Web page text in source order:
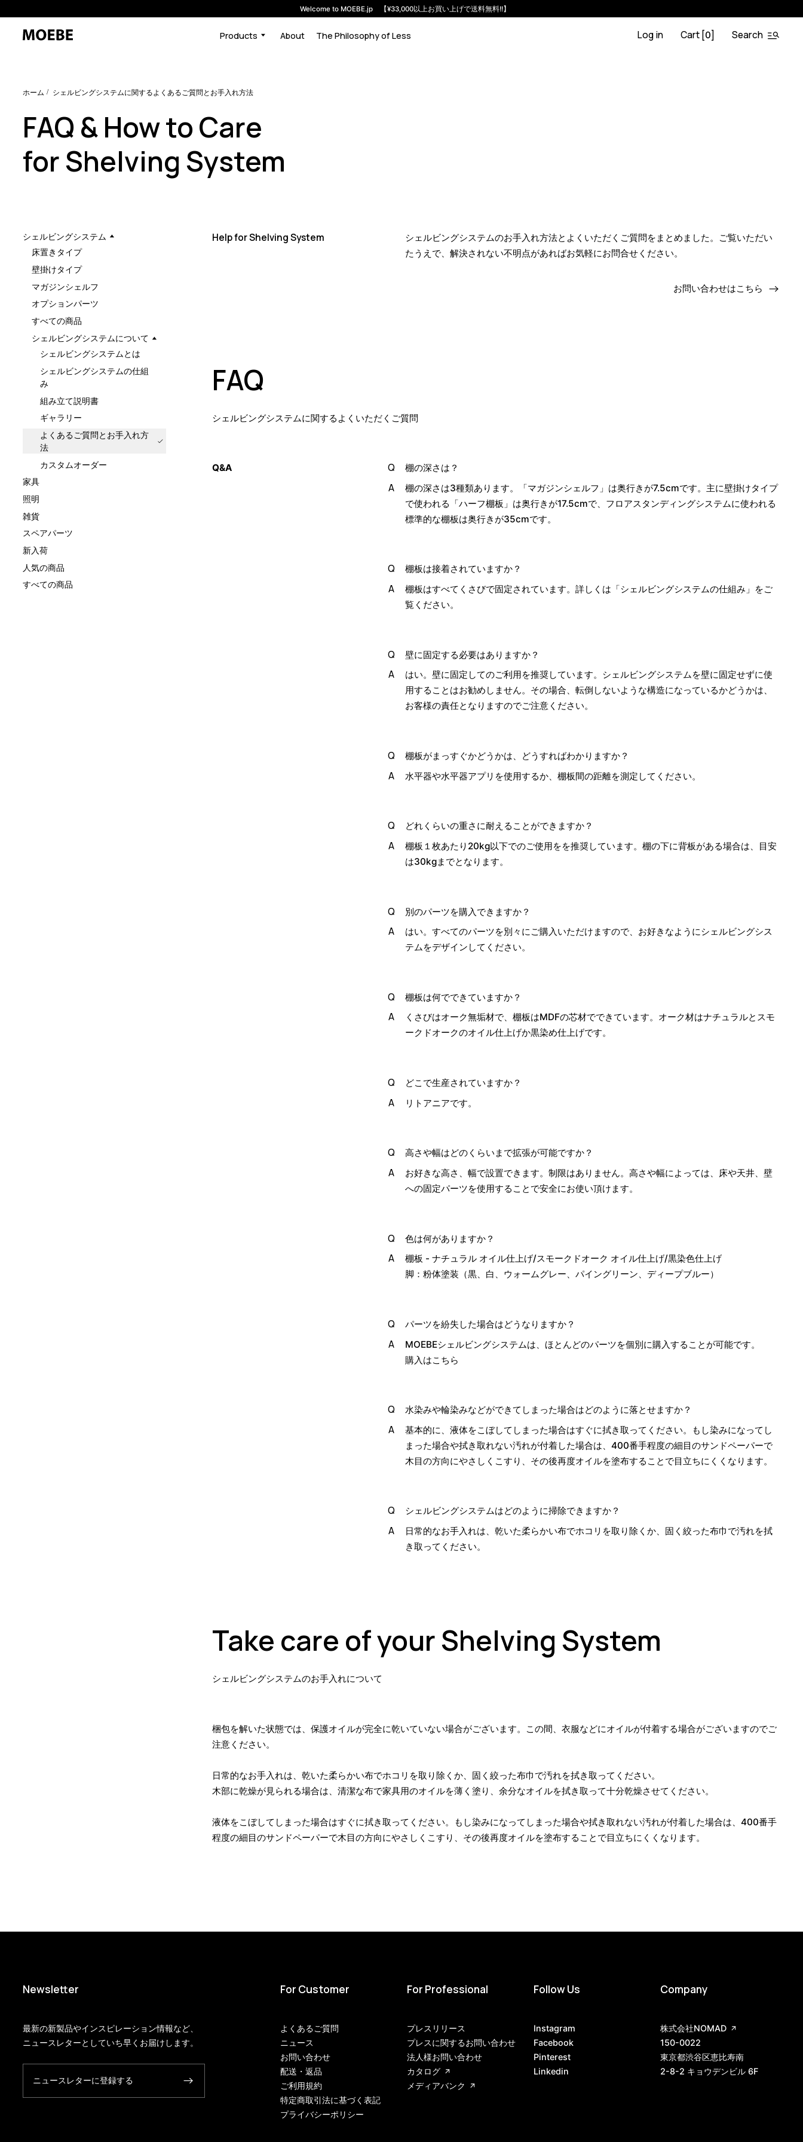
Welcome to MOEBE.jp 【¥33,000以上お買い上げで送料無料!!】
Products About The Philosophy of Less Log in Cart [0] Search
ホーム シェルビングシステムに関するよくあるご質問とお手入れ方法
FAQ & How to Care
for Shelving System
シェルビングシステム
床置きタイプ
壁掛けタイプ
マガジンシェルフ
オプションパーツ
すべての商品
シェルビングシステムについて
シェルビングシステムとは
シェルビングシステムの仕組
み
組み立て説明書
ギャラリー
よくあるご質問とお手入れ方
法
カスタムオーダー
家具
照明
雑貨
スペアパーツ
新入荷
人気の商品
すべての商品
Help for Shelving System
シェルビングシステムのお手入れ方法とよくいただくご質問をまとめました。ご覧いただい
たうえで、解決されない不明点があればお気軽にお問合せください。
お問い合わせはこちら
FAQ
シェルビングシステムに関するよくいただくご質問
Q&A
棚の深さは？
棚の深さは3種類あります。「マガジンシェルフ」は奥行きが7.5cmです。主に壁掛けタイプ
で使われる「ハーフ棚板」は奥行きが17.5cmで、フロアスタンディングシステムに使われる
標準的な棚板は奥行きが35cmです。
棚板は接着されていますか？
棚板はすべてくさびで固定されています。詳しくは「シェルビングシステムの仕組み 」をご
覧ください。
壁に固定する必要はありますか？
はい。壁に固定してのご利用を推奨しています。シェルビングシステムを壁に固定せずに使
用することはお勧めしません。その場合、転倒しないような構造になっているかどうかは、
お客様の責任となりますのでご注意ください。
棚板がまっすぐかどうかは、どうすればわかりますか？
水平器や水平器アプリを使用するか、棚板間の距離を測定してください。
どれくらいの重さに耐えることができますか？
棚板１枚あたり20kg以下でのご使用をを推奨しています。棚の下に背板がある場合は、目安
は30kgまでとなります。
別のパーツを購入できますか？
はい。すべてのパーツを別々にご購入いただけますので、お好きなようにシェルビングシス
テムをデザインしてください。
棚板は何でできていますか？
くさびはオーク無垢材で、棚板はMDFの芯材でできています。オーク材はナチュラルとスモ
ークドオークのオイル仕上げか黒染め仕上げです。
どこで生産されていますか？
リトアニアです。
高さや幅はどのくらいまで拡張が可能ですか？
お好きな高さ、幅で設置できます。制限はありません。高さや幅によっては、床や天井、壁
への固定パーツを使用することで安全にお使い頂けます。
色は何がありますか？
棚板 - ナチュラル オイル仕上げ/スモークドオーク オイル仕上げ/黒染色仕上げ
脚：粉体塗装（黒、白、ウォームグレー、パイングリーン、ディープブルー）
パーツを紛失した場合はどうなりますか？
MOEBEシェルビングシステムは、ほとんどのパーツを個別に購入することが可能です。
購入はこちら
水染みや輪染みなどができてしまった場合はどのように落とせますか？
基本的に、液体をこぼしてしまった場合はすぐに拭き取ってください。もし染みになってし
まった場合や拭き取れない汚れが付着した場合は、400番手程度の細目のサンドペーパーで
木目の方向にやさしくこすり、その後再度オイルを塗布することで目立ちにくくなります。
シェルビングシステムはどのように掃除できますか？
日常的なお手入れは、乾いた柔らかい布でホコリを取り除くか、固く絞った布巾で汚れを拭
き取ってください。
Take care of your Shelving System
シェルビングシステムのお手入れについて
梱包を解いた状態では、保護オイルが完全に乾いていない場合がございます。この間、衣服などにオイルが付着する場合がございますのでご
注意ください。
日常的なお手入れは、乾いた柔らかい布でホコリを取り除くか、固く絞った布巾で汚れを拭き取ってください。
木部に乾燥が見られる場合は、清潔な布で家具用のオイルを薄く塗り、余分なオイルを拭き取って十分乾燥させてください。
液体をこぼしてしまった場合はすぐに拭き取ってください。もし染みになってしまった場合や拭き取れない汚れが付着した場合は、400番手
程度の細目のサンドペーパーで木目の方向にやさしくこすり、その後再度オイルを塗布することで目立ちにくくなります。
Newsletter
最新の新製品やインスピレーション情報など、
ニュースレターとしていち早くお届けします。
ニュースレターに登録する
For Customer
よくあるご質問
ニュース
お問い合わせ
配送・返品
ご利用規約
特定商取引法に基づく表記
プライバシーポリシー
For Professional
プレスリリース
プレスに関するお問い合わせ
法人様お問い合わせ
カタログ
メディアバンク
Follow Us
Instagram
Facebook
Pinterest
Linkedin
Company
株式会社NOMAD
150-0022
東京都渋谷区恵比寿南
2-8-2 キョウデンビル 6F